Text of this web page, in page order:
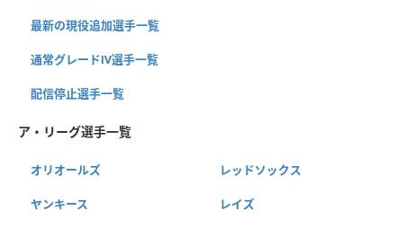
最新の現役追加選手一覧
通常グレードⅣ選手一覧
配信停止選手一覧
ア・リーグ選手一覧
オリオールズ レッドソックス
ヤンキース レイズ